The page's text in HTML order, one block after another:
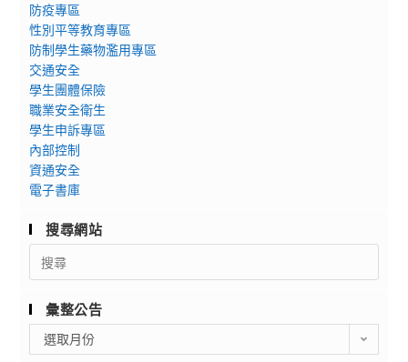
防疫專區
性別平等教育專區
防制學生藥物濫用專區
交通安全
學生團體保險
職業安全衛生
學生申訴專區
內部控制
資通安全
電子書庫
搜尋網站
Search
for:
彙整公告
整
選取月份